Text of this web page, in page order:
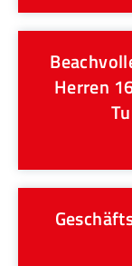
Herren